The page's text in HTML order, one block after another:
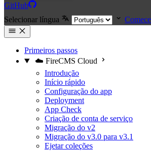
GitHub
Selecionar língua
Primeiros passos
☁️ FireCMS Cloud
Introdução
Início rápido
Configuração do app
Deployment
App Check
Criação de conta de serviço
Migração do v2
Migração do v3.0 para v3.1
Ejetar coleções